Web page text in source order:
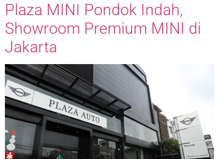
Plaza MINI Pondok Indah,
Showroom Premium MINI di
Jakarta